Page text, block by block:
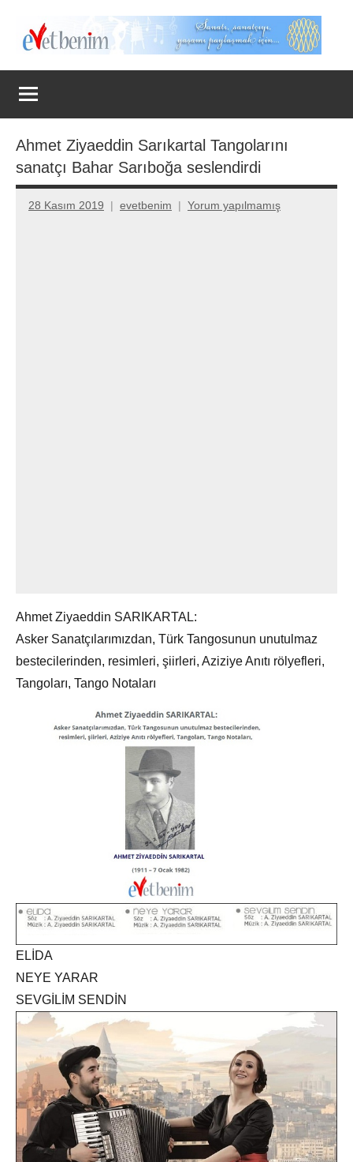
Evet
Benim
Ahmet Ziyaeddin Sarıkartal Tangolarını
sanatçı Bahar Sarıboğa seslendirdi
28 Kasım 2019 evetbenim Yorum yapılmamış
Ahmet Ziyaeddin SARIKARTAL:
Asker Sanatçılarımızdan, Türk Tangosunun unutulmaz
bestecilerinden, resimleri, şiirleri, Aziziye Anıtı rölyefleri,
Tangoları, Tango Notaları
ELİDA
NEYE YARAR
SEVGİLİM SENDİN